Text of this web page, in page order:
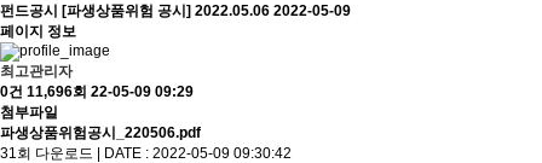
펀드공시
[파생상품위험 공시] 2022.05.06 2022-05-09
페이지 정보
최고관리자
0건 11,696회 22-05-09 09:29
첨부파일
파생상품위험공시_220506.pdf
31회 다운로드 | DATE : 2022-05-09 09:30:42